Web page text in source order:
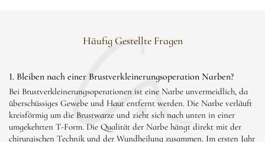
Häufig Gestellte Fragen
1. Bleiben nach einer Brustverkleinerungsoperation Narben?
Bei Brustverkleinerungsoperationen ist eine Narbe unvermeidlich, da
überschüssiges Gewebe und Haut entfernt werden. Die Narbe verläuft
kreisförmig um die Brustwarze und zieht sich nach unten in einer
umgekehrten T-Form. Die Qualität der Narbe hängt direkt mit der
chirurgischen Technik und der Wundheilung zusammen. Im ersten Jahr